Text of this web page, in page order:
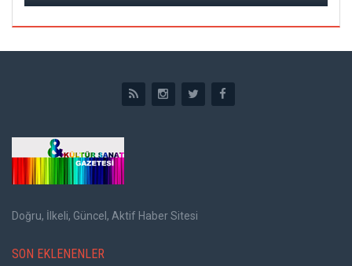
Doğru, İlkeli, Güncel, Aktif Haber Sitesi
SON EKLENENLER